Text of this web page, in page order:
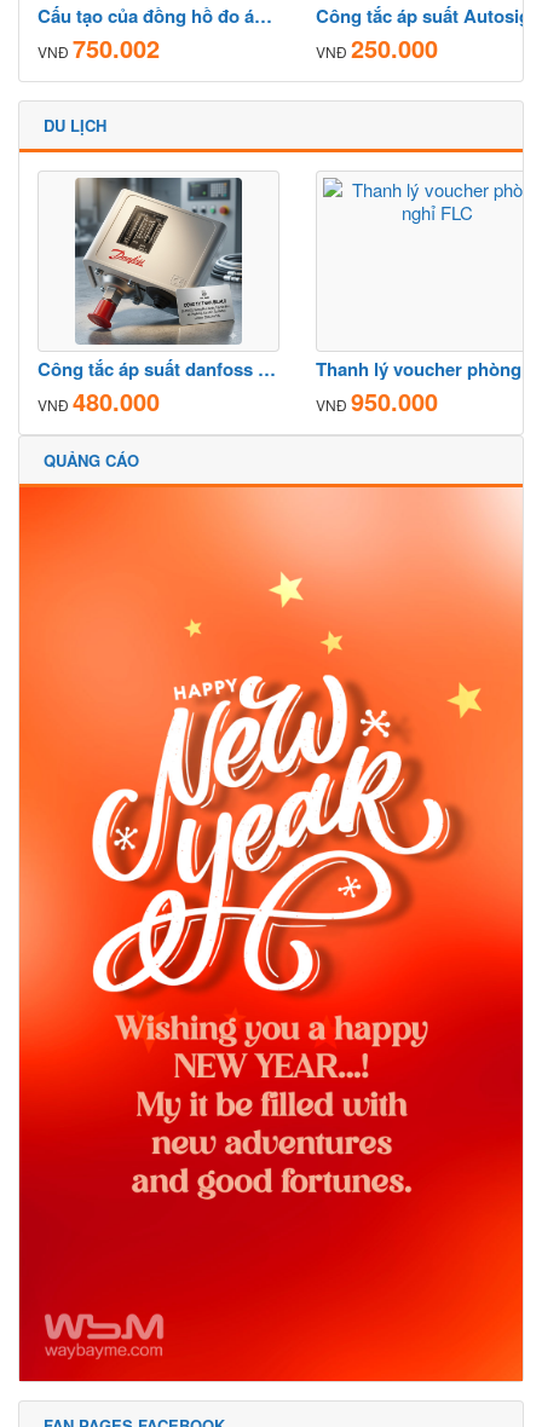
Cấu tạo của đồng hồ đo áp suất 3 kim chi tiết từ A–Z
VNĐ 750.002 VNĐ 250.000
DU LỊCH
Công tắc áp suất danfoss kp1 cho hệ thống công nghiệp
VNĐ 480.000 VNĐ 950.000
QUẢNG CÁO